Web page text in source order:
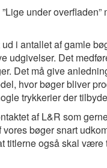
under
i antallet af gamle
udgivelser. Det
Det må give
hvor bøger bliver
trykkerier der
af L&R som
vores bøger snart
titlerne også skal